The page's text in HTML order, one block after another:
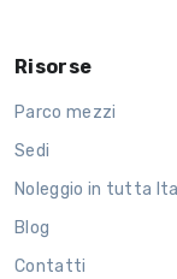
Risorse
Parco mezzi
Sedi
Noleggio in tutta
Blog
Contatti